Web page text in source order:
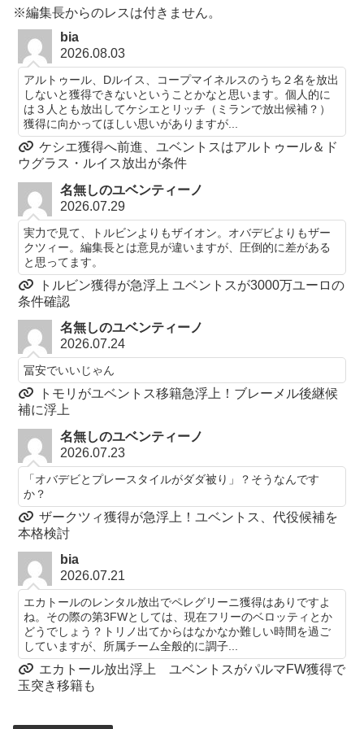
※編集長からのレスは付きません。
bia
2026.08.03
アルトゥール、Dルイス、コープマイネルスのうち２名を放出
しないと獲得できないということかなと思います。個人的に
は３人とも放出してケシエとリッチ（ミランで放出候補？）
獲得に向かってほしい思いがありますが...
ケシエ獲得へ前進、ユベントスはアルトゥール＆ド
ウグラス・ルイス放出が条件
名無しのユベンティーノ
2026.07.29
実力で見て、トルビンよりもザイオン。オバデビよりもザー
クツィー。編集長とは意見が違いますが、圧倒的に差がある
と思ってます。
トルビン獲得が急浮上 ユベントスが3000万ユーロの
条件確認
名無しのユベンティーノ
2026.07.24
冨安でいいじゃん
トモリがユベントス移籍急浮上！ブレーメル後継候
補に浮上
名無しのユベンティーノ
2026.07.23
「オバデビとプレースタイルがダダ被り」？そうなんです
か？
ザークツィ獲得が急浮上！ユベントス、代役候補を
本格検討
bia
2026.07.21
エカトールのレンタル放出でペレグリーニ獲得はありですよ
ね。その際の第3FWとしては、現在フリーのベロッティとか
どうでしょう？トリノ出てからはなかなか難しい時間を過ご
していますが、所属チーム全般的に調子...
エカトール放出浮上 ユベントスがパルマFW獲得で
玉突き移籍も